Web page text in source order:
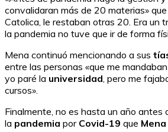
convalidaran más de 20 materias»
Catolica, le restaban otras 20. Era un
la pandemia no tuve que ir de forma
Mena continuó mencionando a sus
entre las personas «que me
yo paré la universidad , pero me
cursos».
Finalmente, no es hasta un año antes
la pandemia por Covid-19 que